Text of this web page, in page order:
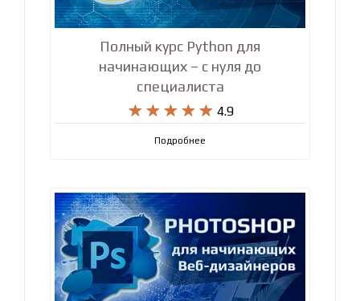
Полный курс Python для
начинающих – с нуля до
специалиста
    
     4.9
Подробнее